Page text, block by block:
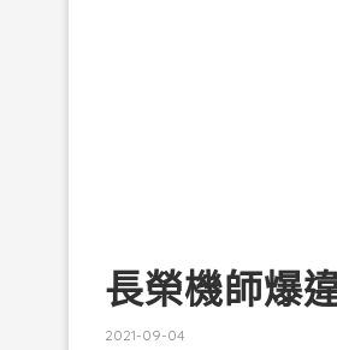
長榮機師爆
2021-09-04